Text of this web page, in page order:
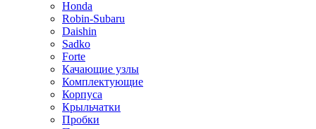
Honda
Robin-Subaru
Daishin
Sadko
Forte
Качающие узлы
Комплектующие
Корпуса
Крыльчатки
Пробки